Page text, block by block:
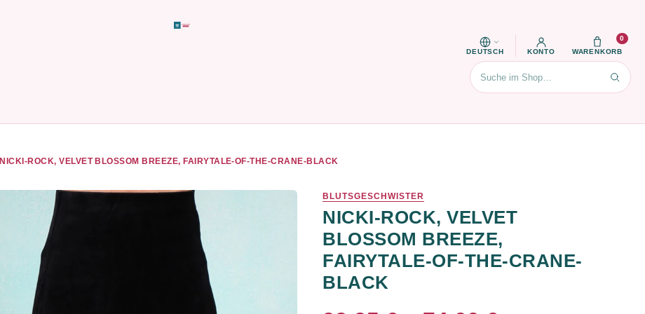
DEUTSCH KONTO WARENKORB
0
Suchen
NICKI-ROCK, VELVET BLOSSOM BREEZE, FAIRYTALE-OF-THE-CRANE-BLACK
BLUTSGESCHWISTER
NICKI-ROCK, VELVET
BLOSSOM BREEZE,
FAIRYTALE-OF-THE-CRANE-
BLACK